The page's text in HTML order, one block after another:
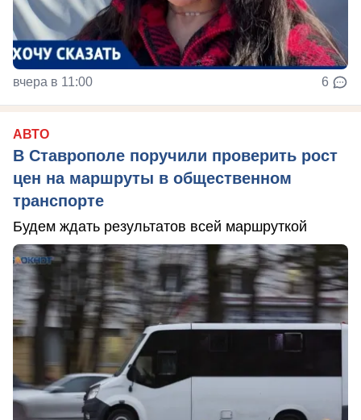
вчера в 11:00 6
АВТО
В Ставрополе поручили проверить рост
цен на маршруты в общественном
транспорте
Будем ждать результатов всей маршруткой